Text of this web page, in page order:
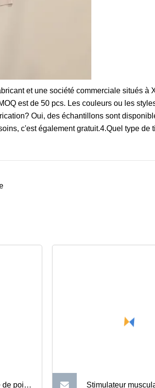
et une société commerciale situés à
est de 50 pcs. Les couleurs ou les
Oui, des échantillons sont
c'est également gratuit.4.Quel type de
poids Stimulateur